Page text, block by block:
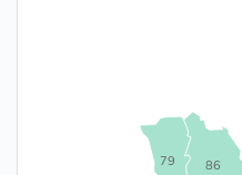
79 86